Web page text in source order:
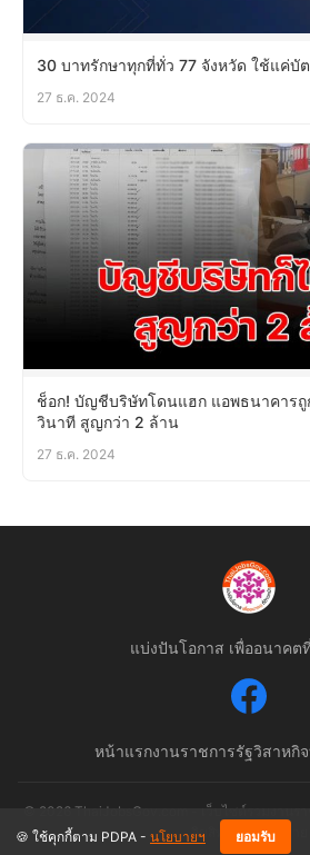
30 บาทรักษาทุกที่ทั่ว 77 จังหวัด ใช้แค่บั
27 ธ.ค. 2024
ช็อก! บัญชีบริษัทโดนแฮก แอพธนาคารถู
วินาที สูญกว่า 2 ล้าน
27 ธ.ค. 2024
แบ่งปันโอกาส เพื่ออนาคต
หน้าแรกงานราชการรัฐวิสาหกิจ
© 2026 ThaiJobsGov.com - เว็บไซต์รวมงานรา
ลิขสิทธิ์ตามกฎหมาย
🍪 ใช้คุกกี้ตาม PDPA - นโยบายฯ ยอมรับ